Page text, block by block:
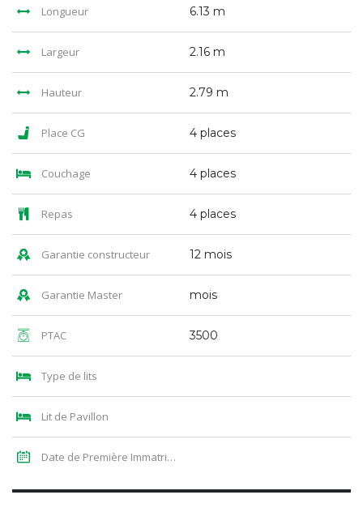
Longueur 6.13 m
Largeur 2.16 m
Hauteur 2.79 m
Place CG 4 places
Couchage 4 places
Repas 4 places
Garantie constructeur 12 mois
Garantie Master mois
PTAC 3500
Type de lits
Lit de Pavillon
Date de Première Immatriculation